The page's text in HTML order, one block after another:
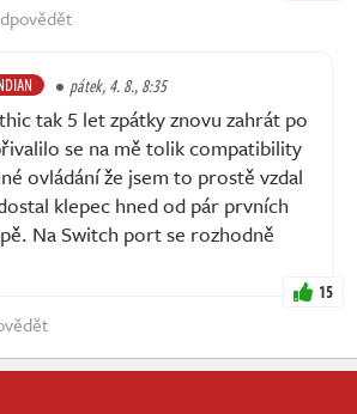
pátek, 4. 8., 8:35
tak 5 let zpátky znovu zahrát po
se na mě tolik compatibility
ovládání že jsem to prostě vzdal
klepec hned od pár prvních
Na Switch port se rozhodně
15